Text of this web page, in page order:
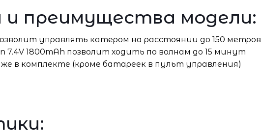
преимущества модели:
управлять катером на расстоянии до 150 метров
1800mAh позволит ходить по волнам до 15 минут
в комплекте (кроме батареек в пульт управления)